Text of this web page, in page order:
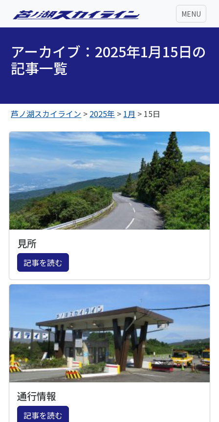
MENU
アーカイブ：2025年1月15日の
記事一覧
芦ノ湖スカイライン > 2025年 > 1月 > 15日
見所
記事を読む
通行情報
記事を読む